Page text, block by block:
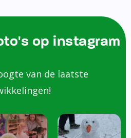
op instagram
van de laatste